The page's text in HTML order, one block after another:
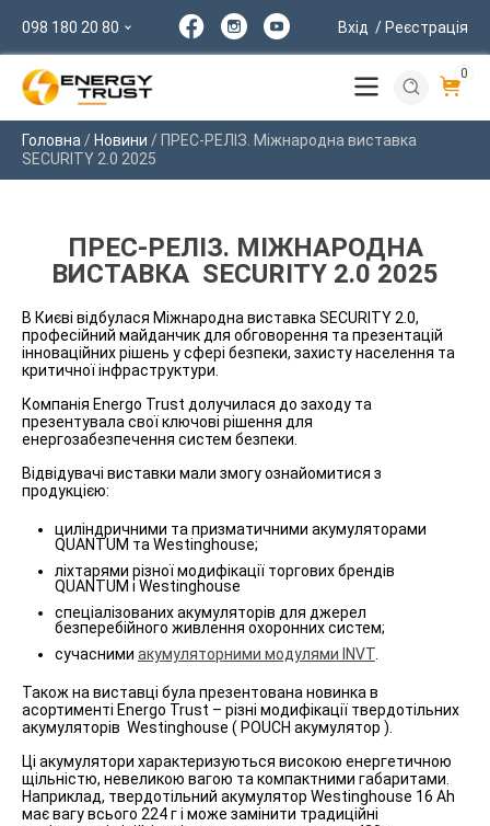
098 180 20 80 Вхід / Реєстрація
0
Головна / Новини / ПРЕС-РЕЛІЗ. Міжнародна виставка
SECURITY 2.0 2025
ПРЕС-РЕЛІЗ. МІЖНАРОДНА
ВИСТАВКА SECURITY 2.0 2025
В Києві відбулася Міжнародна виставка SECURITY 2.0,
професійний майданчик для обговорення та презентацій
інноваційних рішень у сфері безпеки, захисту населення та
критичної інфраструктури.
Компанія Energo Trust долучилася до заходу та
презентувала свої ключові рішення для
енергозабезпечення систем безпеки.
Відвідувачі виставки мали змогу ознайомитися з
продукцією:
циліндричними та призматичними акумуляторами
QUANTUM та Westinghouse;
ліхтарями різної модифікації торгових брендів
QUANTUM і Westinghouse
спеціалізованих акумуляторів для джерел
безперебійного живлення охоронних систем;
сучасними акумуляторними модулями INVT
Також на виставці була презентована новинка в
асортименті Energo Trust – різні модифікації твердотільних
акумуляторів Westinghouse ( POUCH акумулятор ).
Ці акумулятори характеризуються високою енергетичною
щільністю, невеликою вагою та компактними габаритами.
Наприклад, твердотільний акумулятор Westinghouse 16 Ah
має вагу всього 224 г і може замінити традиційні